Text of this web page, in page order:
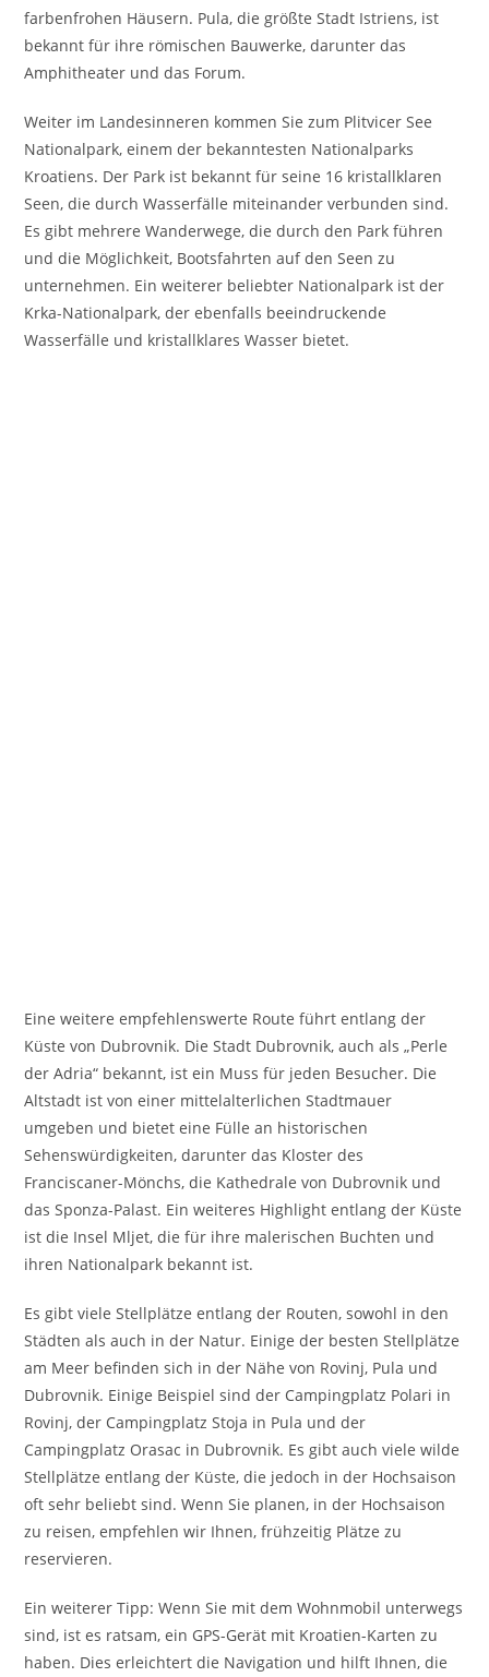
farbenfrohen Häusern. Pula, die größte Stadt Istriens, ist
bekannt für ihre römischen Bauwerke, darunter das
Amphitheater und das Forum.
Weiter im Landesinneren kommen Sie zum Plitvicer See
Nationalpark, einem der bekanntesten Nationalparks
Kroatiens. Der Park ist bekannt für seine 16 kristallklaren
Seen, die durch Wasserfälle miteinander verbunden sind.
Es gibt mehrere Wanderwege, die durch den Park führen
und die Möglichkeit, Bootsfahrten auf den Seen zu
unternehmen. Ein weiterer beliebter Nationalpark ist der
Krka-Nationalpark, der ebenfalls beeindruckende
Wasserfälle und kristallklares Wasser bietet.
Eine weitere empfehlenswerte Route führt entlang der
Küste von Dubrovnik. Die Stadt Dubrovnik, auch als „Perle
der Adria“ bekannt, ist ein Muss für jeden Besucher. Die
Altstadt ist von einer mittelalterlichen Stadtmauer
umgeben und bietet eine Fülle an historischen
Sehenswürdigkeiten, darunter das Kloster des
Franciscaner-Mönchs, die Kathedrale von Dubrovnik und
das Sponza-Palast. Ein weiteres Highlight entlang der Küste
ist die Insel Mljet, die für ihre malerischen Buchten und
ihren Nationalpark bekannt ist.
Es gibt viele Stellplätze entlang der Routen, sowohl in den
Städten als auch in der Natur. Einige der besten Stellplätze
am Meer befinden sich in der Nähe von Rovinj, Pula und
Dubrovnik. Einige Beispiel sind der Campingplatz Polari in
Rovinj, der Campingplatz Stoja in Pula und der
Campingplatz Orasac in Dubrovnik. Es gibt auch viele wilde
Stellplätze entlang der Küste, die jedoch in der Hochsaison
oft sehr beliebt sind. Wenn Sie planen, in der Hochsaison
zu reisen, empfehlen wir Ihnen, frühzeitig Plätze zu
reservieren.
Ein weiterer Tipp: Wenn Sie mit dem Wohnmobil unterwegs
sind, ist es ratsam, ein GPS-Gerät mit Kroatien-Karten zu
haben. Dies erleichtert die Navigation und hilft Ihnen, die